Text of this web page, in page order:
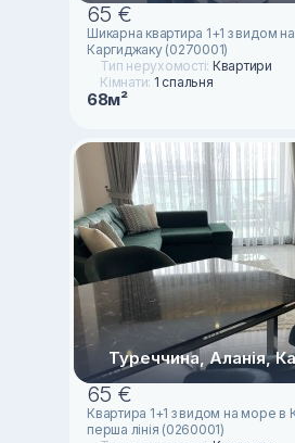
65 €
Шикарна квартира 1+1 з видом
Каргиджаку (0270001)
Тип нерухомості: Квартири
Кімнати: 1 спальня
68м²
Туреччина, Аланія,
65 €
Квартира 1+1 з видом на море в
перша лінія (0260001)